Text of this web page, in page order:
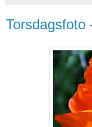
Torsdagsfoto